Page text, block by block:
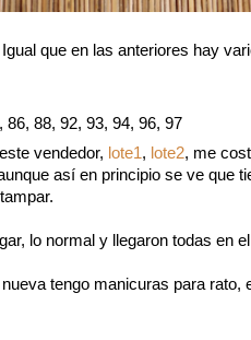
que en las anteriores hay
86, 88, 92, 93, 94, 96, 97
vendedor, lote1, lote2, me
así en principio se ve que
lo normal y llegaron todas en
tengo manicuras para rato,